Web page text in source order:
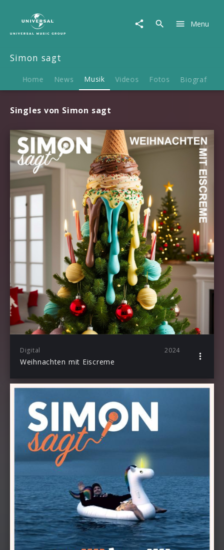
Musik
Menu
Simon sagt
Home News Musik Videos Fotos Biografie
Singles von Simon sagt
Digital 2024
Weihnachten mit Eiscreme